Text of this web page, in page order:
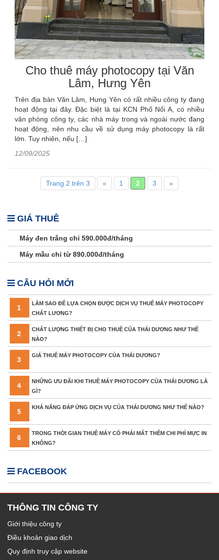
Cho thuê máy photocopy tại Văn
Lâm, Hưng Yên
Trên địa bàn Văn Lâm, Hưng Yên có rất nhiều công ty đang
hoạt động tại đây. Đặc biệt là tại KCN Phố Nối A, có nhiều
văn phòng công ty, các nhà máy trong và ngoài nước đang
hoạt động, nên nhu cầu về sử dụng máy photocopy là rất
lớn. Tuy nhiên, nếu […]
12/09/2025
Trang 2 trên 3 « 1 2 3 »
GIÁ THUÊ
Máy đen trắng chỉ 590.000đ/tháng
Máy mầu chỉ từ 890.000đ/tháng
CÂU HỎI MỚI
1
LÀM SAO ĐỂ LỰA CHỌN ĐƯỢC DỊCH VỤ THUÊ MÁY PHOTOCOPY
CHẤT LƯƠNG?
2
CHẤT LƯỢNG THIẾT BỊ CHO THUÊ CỦA THÁI DƯƠNG NHƯ THẾ
NÀO?
3
GIÁ THUÊ MÁY PHOTOCOPY CỦA THÁI DƯƠNG?
4
NHỮNG ƯU ĐÃI KHI THUÊ MÁY PHOTOCOPY CỦA THÁI DƯƠNG LÀ
GÌ?
5
KHẢ NĂNG ĐÁP ỨNG DỊCH VỤ CỦA THÁI DƯƠNG NHƯ THẾ NÀO?
6
TRONG THỜI GIAN THUÊ MÁY CÓ PHẢI MẤT THÊM CHI PHÍ MỰC IN
KHÔNG?
FACEBOOK
THÔNG TIN CÔNG TY
Giới thiệu công ty
Điều khoản giao dịch
Quy định truy cập website